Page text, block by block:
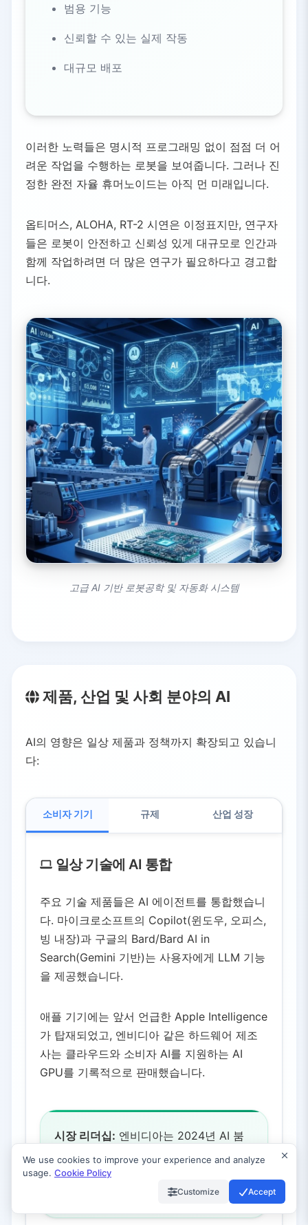
범용 기능
신뢰할 수 있는 실제 작동
대규모 배포
이러한 노력들은 명시적 프로그래밍 없이 점점 더 어
려운 작업을 수행하는 로봇을 보여줍니다. 그러나 진
정한 완전 자율 휴머노이드는 아직 먼 미래입니다.
옵티머스, ALOHA, RT-2 시연은 이정표지만, 연구자
들은 로봇이 안전하고 신뢰성 있게 대규모로 인간과
함께 작업하려면 더 많은 연구가 필요하다고 경고합
니다.
고급 AI 기반 로봇공학 및 자동화 시스템
제품, 산업 및 사회 분야의 AI
AI의 영향은 일상 제품과 정책까지 확장되고 있습니
다:
소비자 기기 규제 산업 성장
일상 기술에 AI 통합
주요 기술 제품들은 AI 에이전트를 통합했습니
다. 마이크로소프트의 Copilot(윈도우, 오피스,
빙 내장)과 구글의 Bard/Bard AI in
Search(Gemini 기반)는 사용자에게 LLM 기능
을 제공했습니다.
애플 기기에는 앞서 언급한 Apple Intelligence
가 탑재되었고, 엔비디아 같은 하드웨어 제조
사는 클라우드와 소비자 AI를 지원하는 AI
GPU를 기록적으로 판매했습니다.
시장 리더십: 엔비디아는 2024년 AI 붐
으로 세계에서 가장 가치 있는 기업이 되
어 AI 인프라의 막대한 경제적 영향을 입
We use cookies to improve your experience and analyze
usage. Cookie Policy
Customize Accept